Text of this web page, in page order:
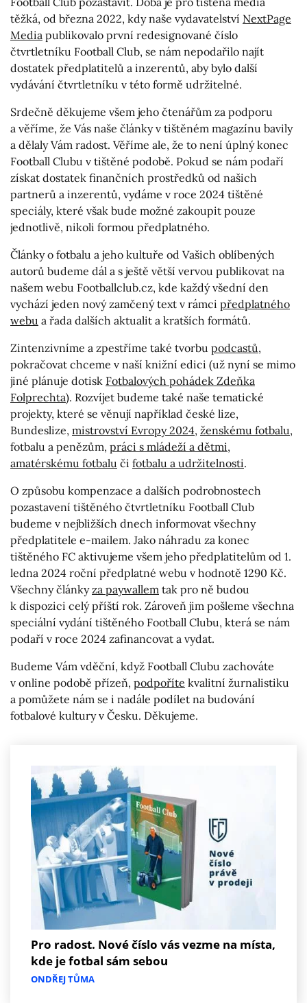
těžká, od března 2022, kdy naše vydavatelství NextPage
Media publikovalo první redesignované číslo
čtvrtletníku Football Club, se nám nepodařilo najít
dostatek předplatitelů a inzerentů, aby bylo další
vydávání čtvrtletníku v této formě udržitelné.
Srdečně děkujeme všem jeho čtenářům za podporu
a věříme, že Vás naše články v tištěném magazínu bavily
a dělaly Vám radost. Věříme ale, že to není úplný konec
Football Clubu v tištěné podobě. Pokud se nám podaří
získat dostatek finančních prostředků od našich
partnerů a inzerentů, vydáme v roce 2024 tištěné
speciály, které však bude možné zakoupit pouze
jednotlivě, nikoli formou předplatného.
Články o fotbalu a jeho kultuře od Vašich oblíbených
autorů budeme dál a s ještě větší vervou publikovat na
našem webu Footballclub.cz, kde každý všední den
vychází jeden nový zamčený text v rámci předplatného
webu a řada dalších aktualit a kratších formátů.
Zintenzivníme a zpestříme také tvorbu podcastů,
pokračovat chceme v naší knižní edici (už nyní se mimo
jiné plánuje dotisk Fotbalových pohádek Zdeňka
Folprechta). Rozvíjet budeme také naše tematické
projekty, které se věnují například české lize,
Bundeslize, mistrovství Evropy 2024, ženskému fotbalu,
fotbalu a penězům, práci s mládeží a dětmi,
amatérskému fotbalu či fotbalu a udržitelnosti.
O způsobu kompenzace a dalších podrobnostech
pozastavení tištěného čtvrtletníku Football Club
budeme v nejbližších dnech informovat všechny
předplatitele e-mailem. Jako náhradu za konec
tištěného FC aktivujeme všem jeho předplatitelům od 1.
ledna 2024 roční předplatné webu v hodnotě 1290 Kč.
Všechny článkyza paywallem tak pro ně budou
k dispozici celý příští rok. Zároveň jim pošleme všechna
speciální vydání tištěného Football Clubu, která se nám
podaří v roce 2024 zafinancovat a vydat.
Budeme Vám vděční, když Football Clubu zachováte
v online podobě přízeň, podpoříte kvalitní žurnalistiku
a pomůžete nám se i nadále podílet na budování
fotbalové kultury v Česku. Děkujeme.
Pro radost. Nové číslo vás vezme na místa,
kde je fotbal sám sebou
ONDŘEJ TŮMA